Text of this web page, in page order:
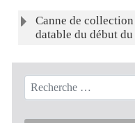
Articles
Titre
Canne de
datable du début